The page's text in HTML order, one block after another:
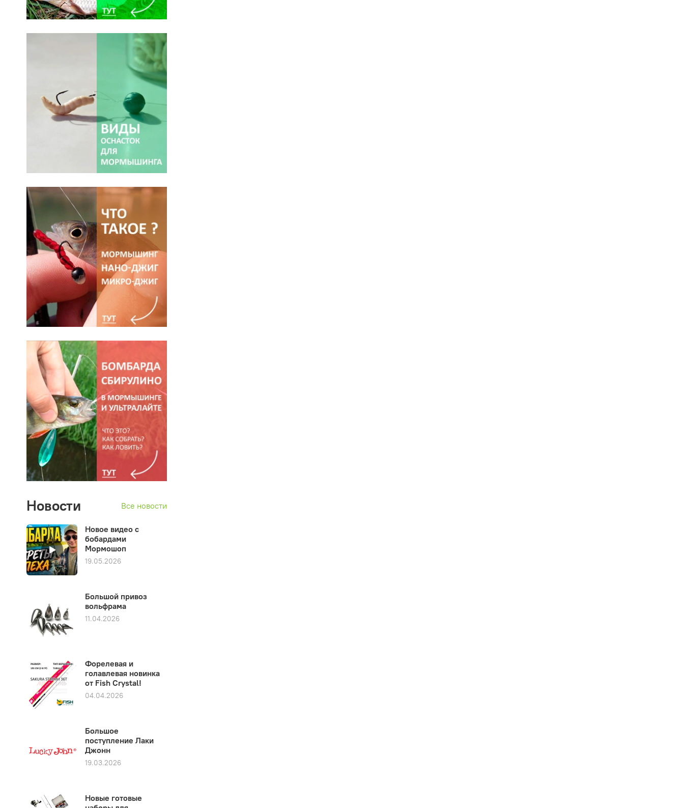
Новости Все новости
Новое видео с
бобардами
Мормошоп
19.05.2026
Большой привоз
вольфрама
11.04.2026
Форелевая и
голавлевая новинка
от Fish Crystal!
04.04.2026
Большое
поступление Лаки
Джонн
19.03.2026
Новые готовые